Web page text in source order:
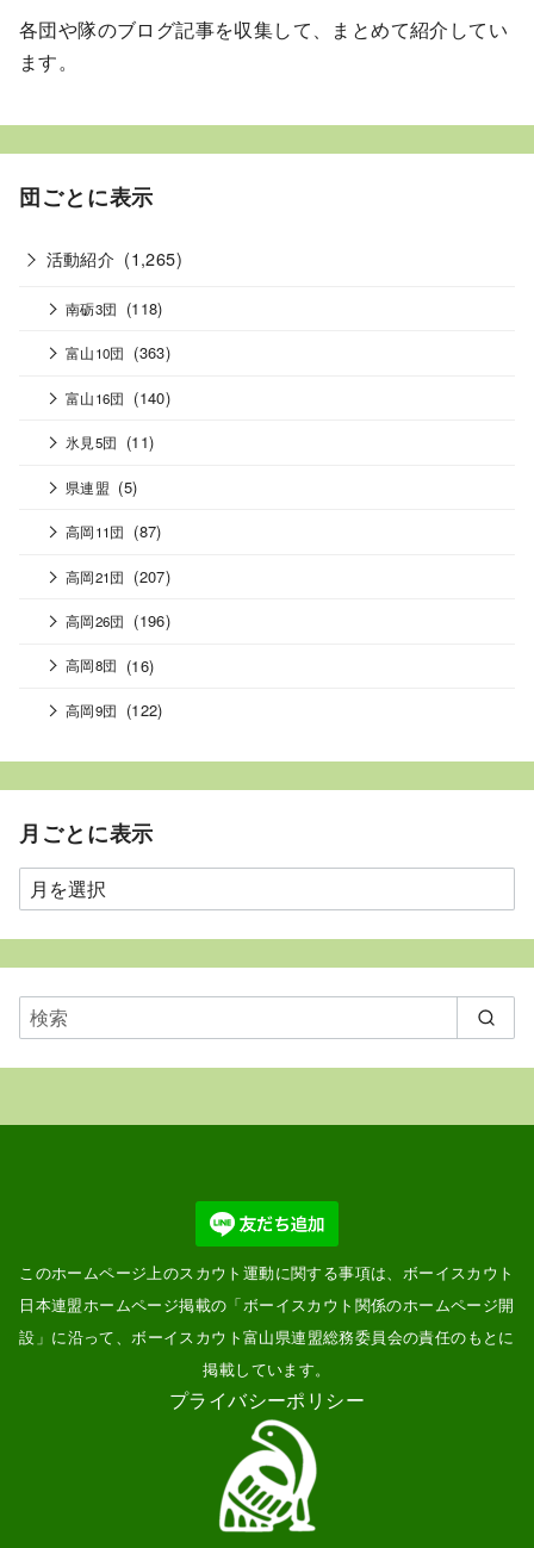
各団や隊のブログ記事を収集して、まとめて紹介してい
ます。
団ごとに表示
活動紹介 (1,265)
南砺3団 (118)
富山10団 (363)
富山16団 (140)
氷見5団 (11)
県連盟 (5)
高岡11団 (87)
高岡21団 (207)
高岡26団 (196)
高岡8団 (16)
高岡9団 (122)
月ごとに表示
月
ご
と
表
示
このホームページ上のスカウト運動に関する事項は、ボーイスカウト
日本連盟ホームページ掲載の「ボーイスカウト関係のホームページ開
設 」に沿って、ボーイスカウト富山県連盟総務委員会の責任のもとに
掲載しています。
プライバシーポリシー